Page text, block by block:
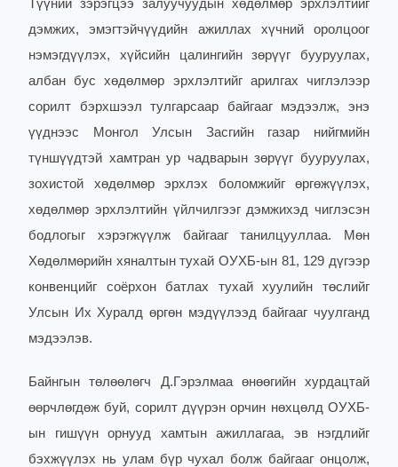
Түүний зэрэгцээ залуучуудын хөдөлмөр эрхлэлтийг
дэмжих, эмэгтэйчүүдийн ажиллах хүчний оролцоог
нэмэгдүүлэх, хүйсийн цалингийн зөрүүг бууруулах,
албан бус хөдөлмөр эрхлэлтийг арилгах чиглэлээр
сорилт бэрхшээл тулгарсаар байгааг мэдээлж, энэ
үүднээс Монгол Улсын Засгийн газар нийгмийн
түншүүдтэй хамтран ур чадварын зөрүүг бууруулах,
зохистой хөдөлмөр эрхлэх боломжийг өргөжүүлэх,
хөдөлмөр эрхлэлтийн үйлчилгээг дэмжихэд чиглэсэн
бодлогыг хэрэгжүүлж байгааг танилцууллаа. Мөн
Хөдөлмөрийн хяналтын тухай ОУХБ-ын 81, 129 дүгээр
конвенцийг соёрхон батлах тухай хуулийн төслийг
Улсын Их Хуралд өргөн мэдүүлээд байгааг чуулганд
мэдээлэв.
Байнгын төлөөлөгч Д.Гэрэлмаа өнөөгийн хурдацтай
өөрчлөгдөж буй, сорилт дүүрэн орчин нөхцөлд ОУХБ-
ын гишүүн орнууд хамтын ажиллагаа, эв нэгдлийг
бэхжүүлэх нь улам бүр чухал болж байгааг онцолж,